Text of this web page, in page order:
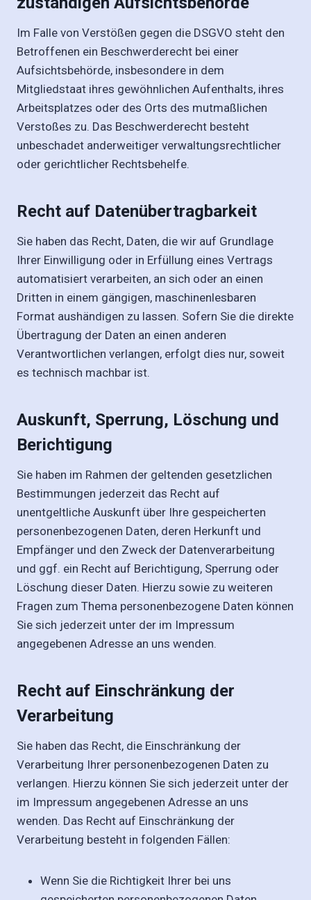
Im Falle von Verstößen gegen die DSGVO steht den
Betroffenen ein Beschwerderecht bei einer
Aufsichtsbehörde, insbesondere in dem
Mitgliedstaat ihres gewöhnlichen Aufenthalts, ihres
Arbeitsplatzes oder des Orts des mutmaßlichen
Verstoßes zu. Das Beschwerderecht besteht
unbeschadet anderweitiger verwaltungsrechtlicher
oder gerichtlicher Rechtsbehelfe.
Recht auf Datenübertragbarkeit
Sie haben das Recht, Daten, die wir auf Grundlage
Ihrer Einwilligung oder in Erfüllung eines Vertrags
automatisiert verarbeiten, an sich oder an einen
Dritten in einem gängigen, maschinenlesbaren
Format aushändigen zu lassen. Sofern Sie die direkte
Übertragung der Daten an einen anderen
Verantwortlichen verlangen, erfolgt dies nur, soweit
es technisch machbar ist.
Auskunft, Sperrung, Löschung und
Berichtigung
Sie haben im Rahmen der geltenden gesetzlichen
Bestimmungen jederzeit das Recht auf
unentgeltliche Auskunft über Ihre gespeicherten
personenbezogenen Daten, deren Herkunft und
Empfänger und den Zweck der Datenverarbeitung
und ggf. ein Recht auf Berichtigung, Sperrung oder
Löschung dieser Daten. Hierzu sowie zu weiteren
Fragen zum Thema personenbezogene Daten können
Sie sich jederzeit unter der im Impressum
angegebenen Adresse an uns wenden.
Recht auf Einschränkung der
Verarbeitung
Sie haben das Recht, die Einschränkung der
Verarbeitung Ihrer personenbezogenen Daten zu
verlangen. Hierzu können Sie sich jederzeit unter der
im Impressum angegebenen Adresse an uns
wenden. Das Recht auf Einschränkung der
Verarbeitung besteht in folgenden Fällen:
Wenn Sie die Richtigkeit Ihrer bei uns